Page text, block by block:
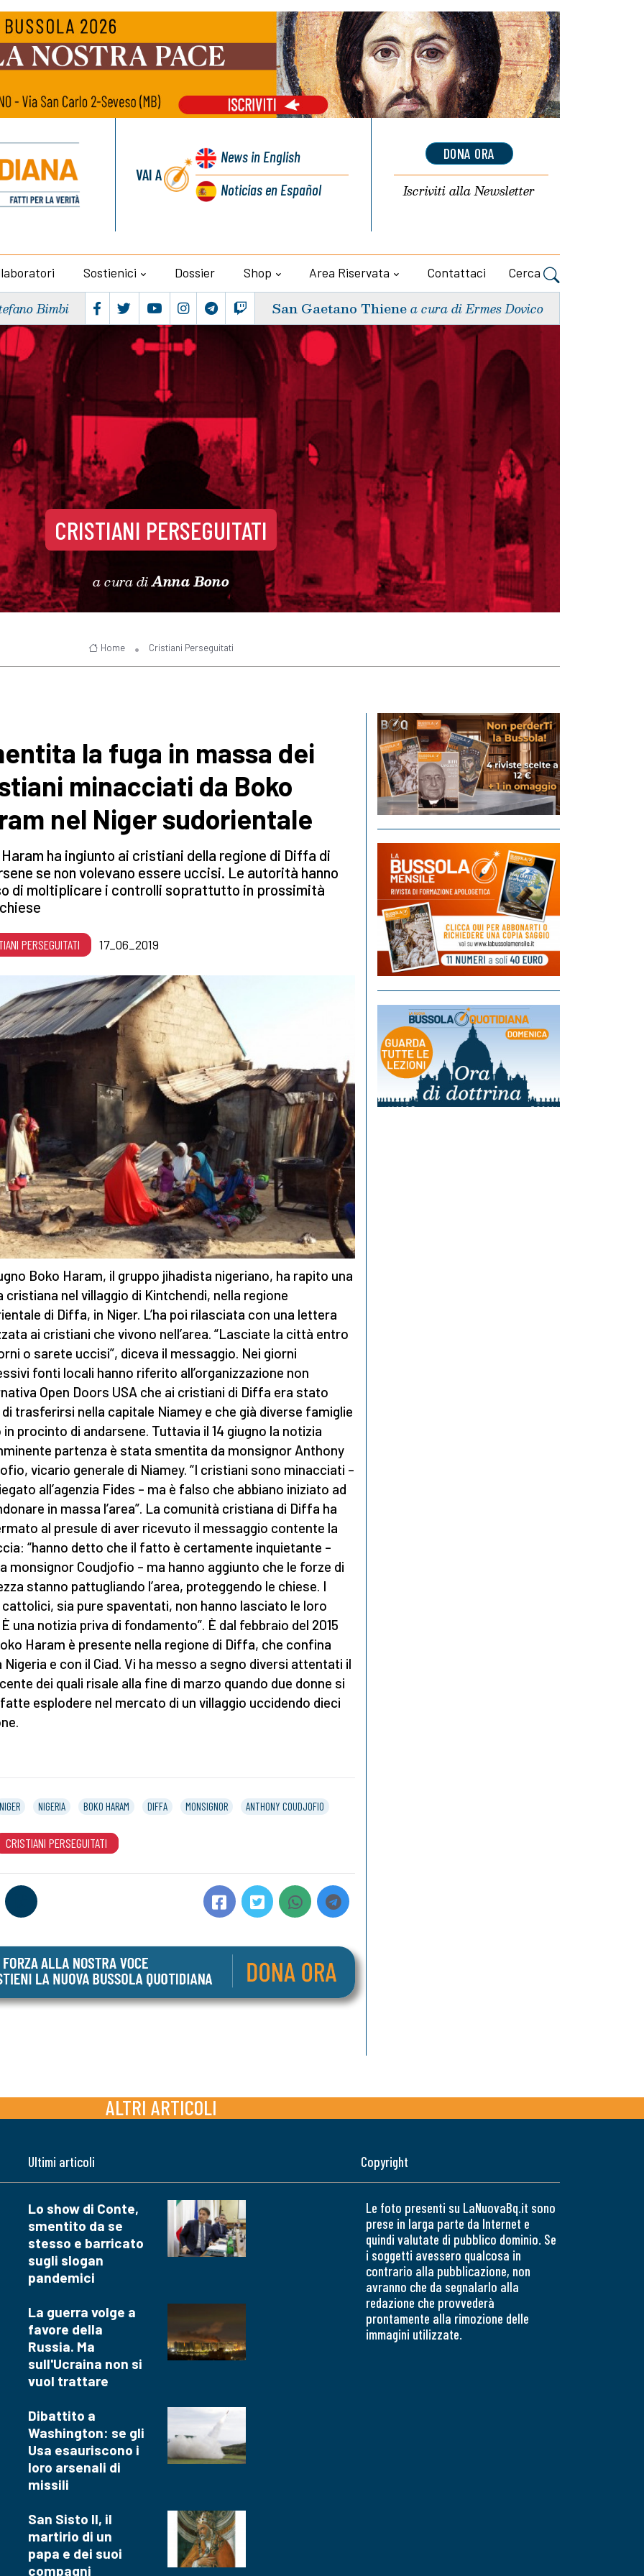
VAI A
Newsin English
Noticiasen Español
DONA ORA
Iscriviti allaNewsletter
Sostienici Dossier Shop Area Riservata Contattaci Cerca
Bimbi San Gaetano Thiene a cura di Ermes Dovico
CRISTIANI PERSEGUITATI
a cura diAnna Bono
Home Cristiani Perseguitati
la fuga in massa dei
minacciati da Boko
nel Niger sudorientale
ha ingiunto ai cristiani della regione di Diffa di
se non volevano essere uccisi. Le autorità hanno
di moltiplicare i controlli soprattutto in prossimità
PERSEGUITATI 17_06_2019
Boko Haram, il gruppo jihadista nigeriano, ha rapito una
cristiana nel villaggio di Kintchendi, nella regione
di Diffa, in Niger. L’ha poi rilasciata con una lettera
ai cristiani che vivono nell’area. “Lasciate la città entro
o sarete uccisi”, diceva il messaggio. Nei giorni
fonti locali hanno riferito all’organizzazione non
Open Doors USA che ai cristiani di Diffa era stato
trasferirsi nella capitale Niamey e che già diverse famiglie
in procinto di andarsene. Tuttavia il 14 giugno la notizia
partenza è stata smentita da monsignor Anthony
vicario generale di Niamey. “I cristiani sono minacciati –
all’agenzia Fides – ma è falso che abbiano iniziato ad
in massa l’area”. La comunità cristiana di Diffa ha
al presule di aver ricevuto il messaggio contente la
“hanno detto che il fatto è certamente inquietante –
monsignor Coudjofio – ma hanno aggiunto che le forze di
stanno pattugliando l’area, proteggendo le chiese. I
sia pure spaventati, non hanno lasciato le loro
una notizia priva di fondamento”. È dal febbraio del 2015
Haram è presente nella regione di Diffa, che confina
Nigeria e con il Ciad. Vi ha messo a segno diversi attentati il
dei quali risale alla fine di marzo quando due donne si
esplodere nel mercato di un villaggio uccidendo dieci
NIGER NIGERIA BOKO HARAM DIFFA MONSIGNOR ANTHONY COUDJOFIO
CRISTIANI PERSEGUITATI
ALTRI ARTICOLI
Ultimi articoli
Lo show di Conte,
smentito da se
stesso e barricato
sugli slogan
pandemici
La guerra volge a
favore della
Russia. Ma
sull'Ucraina non si
vuol trattare
Dibattito a
Washington: se gli
Usa esauriscono i
loro arsenali di
missili
San Sisto II, il
martirio di un
papa e dei suoi
compagni
Copyright
Le foto presenti su LaNuovaBq.it sono
prese in larga parte da Internet e
quindi valutate di pubblico dominio. Se
i soggetti avessero qualcosa in
contrario alla pubblicazione, non
avranno che da segnalarlo alla
redazione che provvederà
prontamente alla rimozione delle
immagini utilizzate.